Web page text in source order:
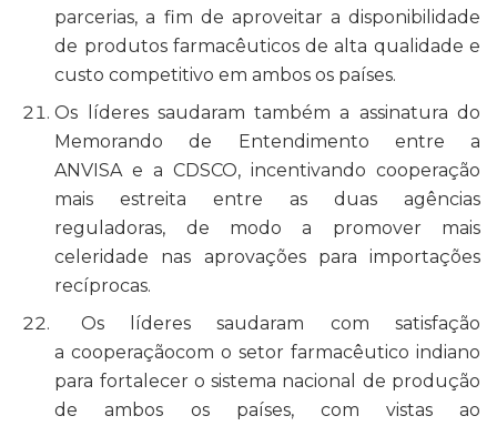
parcerias, a fim de aproveitar a disponibilidade
de produtos farmacêuticos de alta qualidade e
custo competitivo em ambos os países.
Os líderes saudaram também a assinatura do
Memorando de Entendimento entre a
ANVISA e a CDSCO, incentivando cooperação
mais estreita entre as duas agências
reguladoras, de modo a promover mais
celeridade nas aprovações para importações
recíprocas.
Os líderes saudaram com satisfação
a cooperaçãocom o setor farmacêutico indiano
para fortalecer o sistema nacional de produção
de ambos os países, com vistas ao